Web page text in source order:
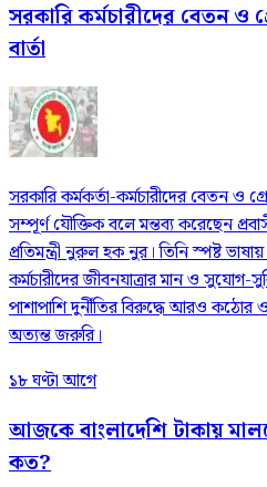
সরকারি কর্মচারীদের বেতন ও
বার্তা
সরকারি কর্মকর্তা-কর্মচারীদের বেতন ও
সম্পূর্ণ যৌক্তিক বলে মন্তব্য করেছেন
প্রতিমন্ত্রী নুরুল হক নুর। তিনি স্পষ্ট
কর্মচারীদের জীবনযাত্রার মান ও সুযোগ-
পাশাপাশি দুর্নীতির বিরুদ্ধে আরও
অত্যন্ত জরুরি।
১৮ ঘণ্টা আগে
আজকে বাংলাদেশি টাকায়
কত?